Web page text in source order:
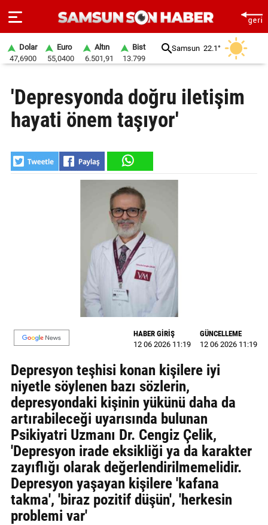
SAYFA
SAMSUN
SAMSUNSPOR
VİDEO
YAZARLAR
BİZE
ULAŞIN
Künye
İletişim
Gizlilik
Politikası
Dolar
47,6900
Euro
55,0400
Altın
6.501,91
Bist
13.799
Samsun 22.1°
'Depresyonda doğru iletişim
hayati önem taşıyor'
HABER GİRİŞ
12 06 2026 11:19
GÜNCELLEME
12 06 2026 11:19
Depresyon teşhisi konan kişilere iyi
niyetle söylenen bazı sözlerin,
depresyondaki kişinin yükünü daha da
artırabileceği uyarısında bulunan
Psikiyatri Uzmanı Dr. Cengiz Çelik,
'Depresyon irade eksikliği ya da karakter
zayıflığı olarak değerlendirilmemelidir.
Depresyon yaşayan kişilere 'kafana
takma', 'biraz pozitif düşün', 'herkesin
problemi var'